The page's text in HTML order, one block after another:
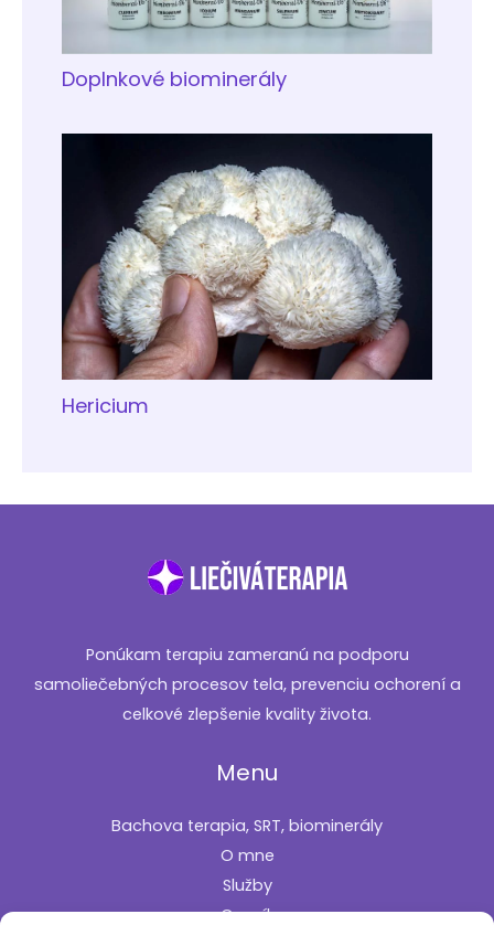
Doplnkové biominerály
Hericium
Ponúkam terapiu zameranú na podporu
samoliečebných procesov tela, prevenciu ochorení a
celkové zlepšenie kvality života.
Menu
Bachova terapia, SRT, biominerály
O mne
Služby
Cenník